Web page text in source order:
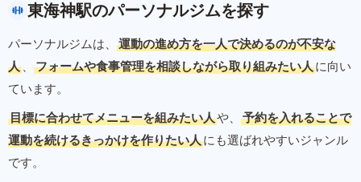
東海神駅のパーソナルジムを探す
パーソナルジムは、
運動の進め方を一人で決めるのが不安な
人 、 フォームや食事管理を相談しながら取り組みたい人に向い
ています。
目標に合わせてメニューを組みたい人や、
予約を入れることで
運動を続けるきっかけを作りたい人にも選ばれやすいジャンル
です。